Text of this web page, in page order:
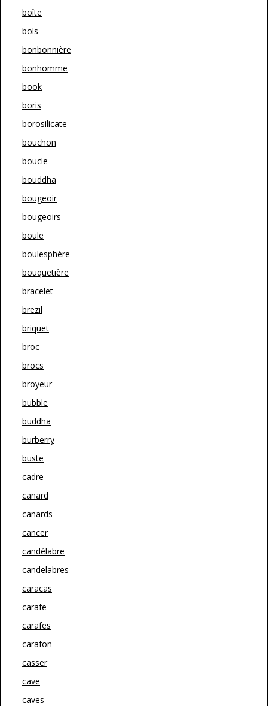
boîte
bols
bonbonnière
bonhomme
book
boris
borosilicate
bouchon
boucle
bouddha
bougeoir
bougeoirs
boule
boulesphère
bouquetière
bracelet
brezil
briquet
broc
brocs
broyeur
bubble
buddha
burberry
buste
cadre
canard
canards
cancer
candélabre
candelabres
caracas
carafe
carafes
carafon
casser
cave
caves